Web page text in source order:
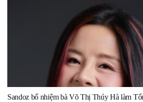
Sandoz bổ nhiệm bà Võ Thị Thúy Hà làm